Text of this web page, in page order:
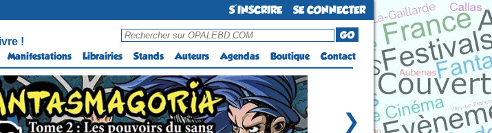
S'INSCRIRE
SE CONNECTER
!
GO
Manifestations
Librairies Stands Auteurs Agendas Boutique Contact
❯